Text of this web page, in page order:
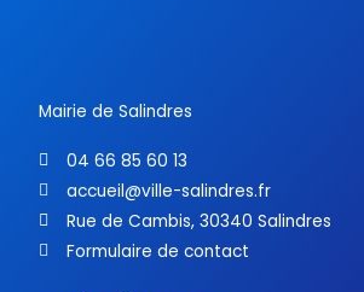
Mairie de Salindres
04 66 85 60 13
accueil@ville-salindres.fr
Rue de Cambis, 30340 Salindres
Formulaire de contact